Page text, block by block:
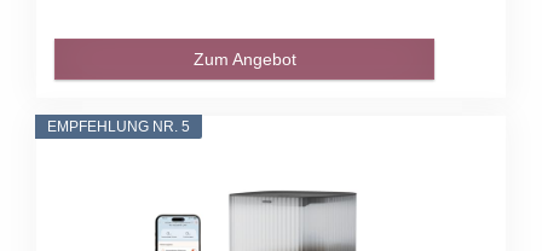
Zum Angebot
EMPFEHLUNG NR. 5